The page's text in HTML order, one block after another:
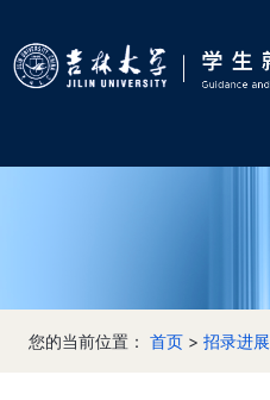
您的当前位置： 首页 > 招录进展